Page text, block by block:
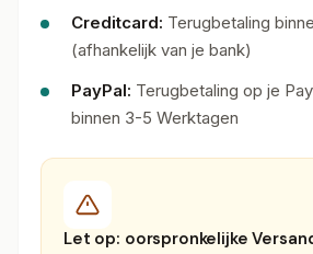
Creditcard: Terugbetaling
(afhankelijk van je bank)
PayPal: Terugbetaling op je
binnen 3-5 Werktagen
Let op: oorspronkelijke